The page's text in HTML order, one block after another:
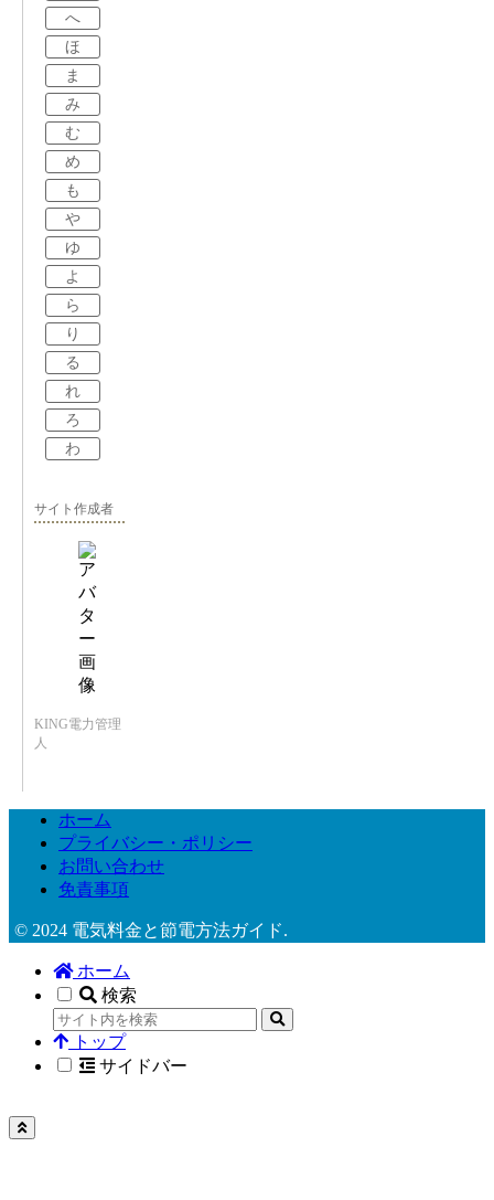
へ
ほ
ま
み
む
め
も
や
ゆ
よ
ら
り
る
れ
ろ
わ
サイト作成者
KING電力管理
人
ホーム
プライバシー・ポリシー
お問い合わせ
免責事項
© 2024 電気料金と節電方法ガイド.
ホーム
検索
トップ
サイドバー